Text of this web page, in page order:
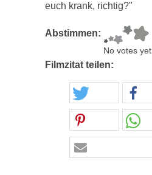
euch krank, richtig?"
Abstimmen:
No votes yet
Filmzitat teilen: